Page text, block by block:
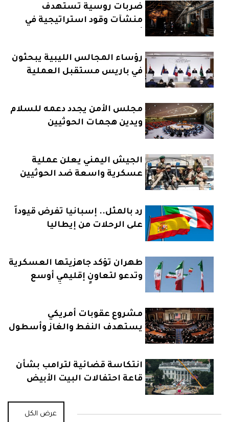
ضربات روسية تستهدف
منشآت وقود استراتيجية في
رؤساء المجالس الليبية يبحثون
في باريس مستقبل العملية
مجلس الأمن يجدد دعمه للسلام
ويدين هجمات الحوثيين
الجيش اليمني يعلن عملية
عسكرية واسعة ضد الحوثيين
رد بالمثل.. إسبانيا تفرض قيوداً
على الرحلات من إيطاليا
طهران تؤكد جاهزيتها العسكرية
وتدعو لتعاونٍ إقليميٍ أوسع
مشروع عقوبات أمريكي
يستهدف النفط والغاز وأسطول
انتكاسة قضائية لترامب بشأن
قاعة احتفالات البيت الأبيض
عرض الكل